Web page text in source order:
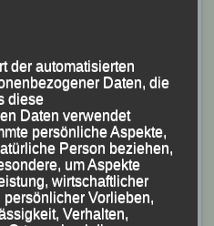
das schmale
LG
Führungstrio dann eine
und Athleten für ihre
der automatisierten
Daten, die
diese
Daten verwendet
persönliche Aspekte,
Person beziehen,
um Aspekte
wirtschaftlicher
Vorlieben,
Verhalten,